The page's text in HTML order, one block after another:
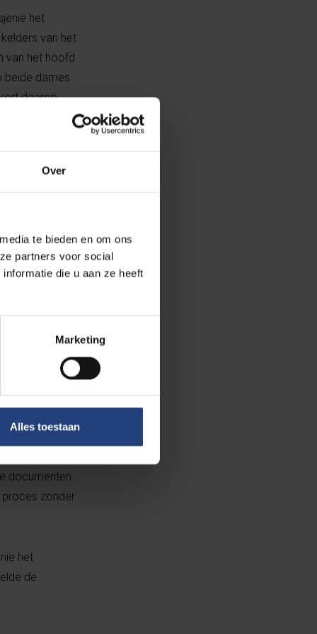
Over
te bieden en om ons
partners voor social
die u aan ze heeft
Marketing
Alles toestaan
het
van het
van het hoofd
beide dames
daarop
de
Kadyrov de
in Novaja
Elena en
de hoofdstad
er één een
de taxi die
haar
documenten.
proces zonder
het
de